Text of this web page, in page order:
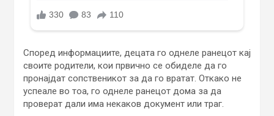
Според информациите, децата го однеле ранецот кај
своите родители, кои првично се обиделе да го
пронајдат сопственикот за да го вратат. Откако не
успеале во тоа, го однеле ранецот дома за да
проверат дали има некаков документ или траг.